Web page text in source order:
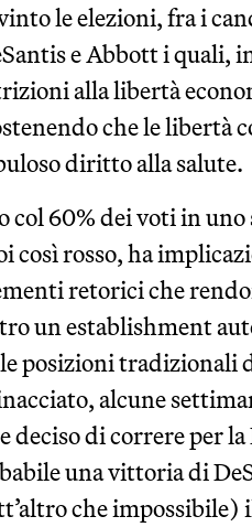
le elezioni, fra i
e Abbott i quali,
alla libertà
che le libertà
diritto alla salute.
60% dei voti in uno
così rosso, ha
retorici che
un establishment
posizioni tradizionali
alcune
deciso di correre per
una vittoria di
che